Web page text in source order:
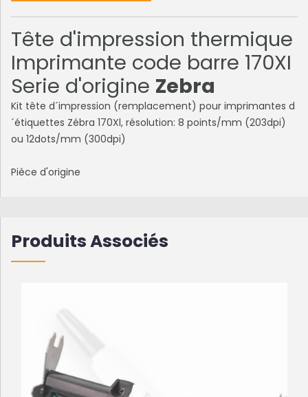
Tête d'impression thermique
Imprimante code barre 170XI
Serie d'origine Zebra
Kit tête d´impression (remplacement) pour imprimantes d
´étiquettes Zébra 170Xl, résolution: 8 points/mm (203dpi)
ou 12dots/mm (300dpi)
Pièce d'origine
Produits Associés